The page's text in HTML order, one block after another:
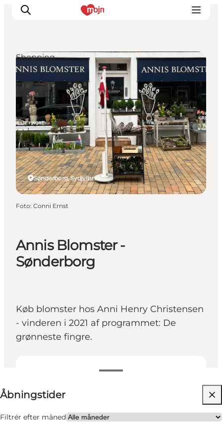
Oplevelser
Byer & Steder
Det sker
Overnatning
Planlæg din ferie
Booking
Annis Blomster -
Sønderborg
Køb blomster hos Anni Henry Christensen
- vinderen i 2021 af programmet: De
grønneste fingre.
Åbningstider
Filtrér efter måned
Besøg hjemmeside
Venner, Min partner, Mig selv, Min virksomhed
Sønderborg, Sydjylland
Shopping
Foto: Conni Ernst